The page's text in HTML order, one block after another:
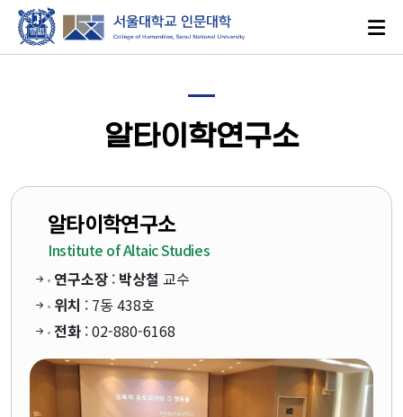
알타이학연구소
알타이학연구소
Institute of Altaic Studies
연구소장 : 박상철 교수
위치 : 7동 438호
전화 : 02-880-6168
로그인 ENGLISH
대학소개
인문대학 발자취